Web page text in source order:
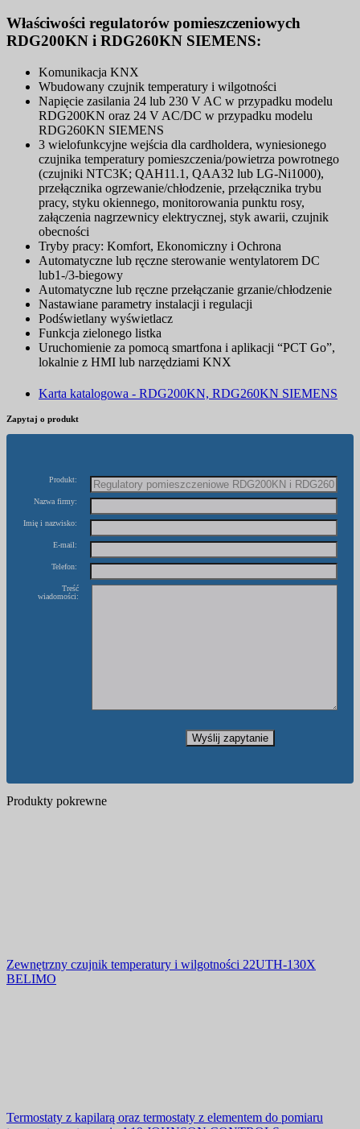
Właściwości regulatorów pomieszczeniowych
RDG200KN i RDG260KN SIEMENS:
Komunikacja KNX
Wbudowany czujnik temperatury i wilgotności
Napięcie zasilania 24 lub 230 V AC w przypadku modelu
RDG200KN oraz 24 V AC/DC w przypadku modelu
RDG260KN SIEMENS
3 wielofunkcyjne wejścia dla cardholdera, wyniesionego
czujnika temperatury pomieszczenia/powietrza powrotnego
(czujniki NTC3K; QAH11.1, QAA32 lub LG-Ni1000),
przełącznika ogrzewanie/chłodzenie, przełącznika trybu
pracy, styku okiennego, monitorowania punktu rosy,
załączenia nagrzewnicy elektrycznej, styk awarii, czujnik
obecności
Tryby pracy: Komfort, Ekonomiczny i Ochrona
Automatyczne lub ręczne sterowanie wentylatorem DC
lub1-/3-biegowy
Automatyczne lub ręczne przełączanie grzanie/chłodzenie
Nastawiane parametry instalacji i regulacji
Podświetlany wyświetlacz
Funkcja zielonego listka
Uruchomienie za pomocą smartfona i aplikacji “PCT Go”,
lokalnie z HMI lub narzędziami KNX
Karta katalogowa - RDG200KN, RDG260KN SIEMENS
Zapytaj o produkt
Produkt:
Nazwa firmy:
Imię i nazwisko:
E-mail:
Telefon:
Treść
wiadomości:
Produkty pokrewne
Zewnętrzny czujnik temperatury i wilgotności 22UTH-130X
BELIMO
Termostaty z kapilarą oraz termostaty z elementem do pomiaru